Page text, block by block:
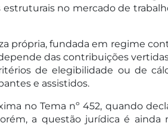
no mercado de
fundada em regime
das contribuições
de elegibilidade ou de
e assistidos.
no Tema nº 452, quando
a questão jurídica é ainda